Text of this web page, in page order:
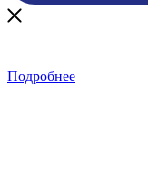
Подробнее